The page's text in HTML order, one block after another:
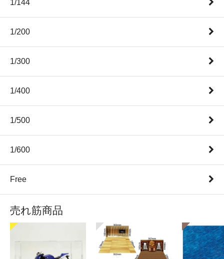
1/144
1/200
1/300
1/400
1/500
1/600
Free
売れ筋商品